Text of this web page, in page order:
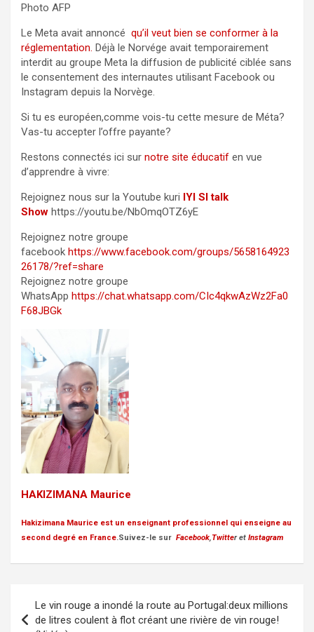
Photo AFP
Le Meta avait annoncé qu’il veut bien se conformer à la
réglementation. Déjà le Norvége avait temporairement
interdit au groupe Meta la diffusion de publicité ciblée sans
le consentement des internautes utilisant Facebook ou
Instagram depuis la Norvège.
Si tu es européen,comme vois-tu cette mesure de Méta?
Vas-tu accepter l’offre payante?
Restons connectés ici sur notre site éducatif en vue
d’apprendre à vivre:
Rejoignez nous sur la Youtube kuri IYI SI talk
Show https://youtu.be/NbOmqOTZ6yE
Rejoignez notre groupe
facebook https://www.facebook.com/groups/5658164923
26178/?ref=share
Rejoignez notre groupe
WhatsApp https://chat.whatsapp.com/CIc4qkwAzWz2Fa0
F68JBGk
HAKIZIMANA Maurice
Hakizimana Maurice est un enseignant professionnel qui enseigne au
second degré en France.Suivez-le sur Facebook,Twitter et Instagram
navigation
Le vin rouge a inondé la route au Portugal:deux millions
de litres coulent à flot créant une rivière de vin rouge!